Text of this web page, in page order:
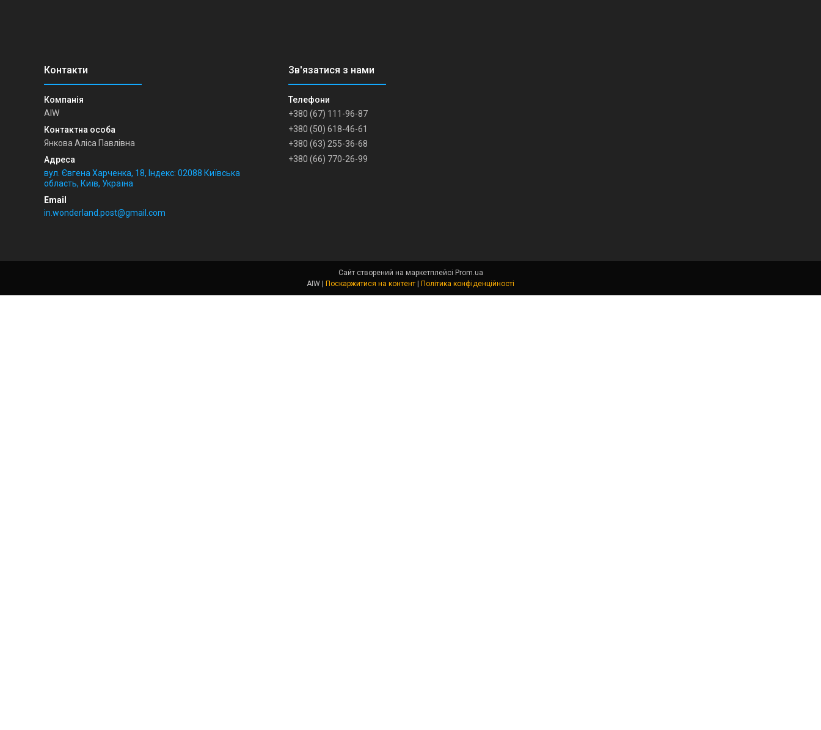
AIW
Янкова Аліса Павлівна
вул. Євгена Харченка, 18, Індекс: 02088 Київська
область, Київ, Україна
in.wonderland.post@gmail.com
+380 (67) 111-96-87
+380 (50) 618-46-61
+380 (63) 255-36-68
+380 (66) 770-26-99
Сайт створений на маркетплейсі Prom.ua
Поскаржитися на контент Політика конфіденційності